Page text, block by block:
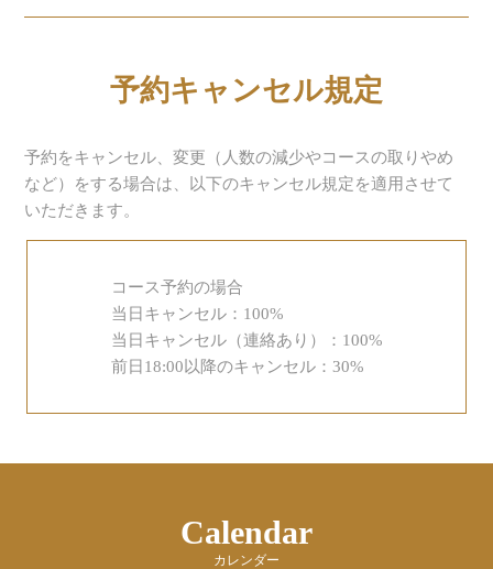
予約キャンセル規定
予約をキャンセル、変更（人数の減少やコースの取りやめ
など）をする場合は、以下のキャンセル規定を適用させて
いただきます。
コース予約の場合
当日キャンセル：100%
当日キャンセル（連絡あり）：100%
前日18:00以降のキャンセル：30%
Calendar
カレンダー